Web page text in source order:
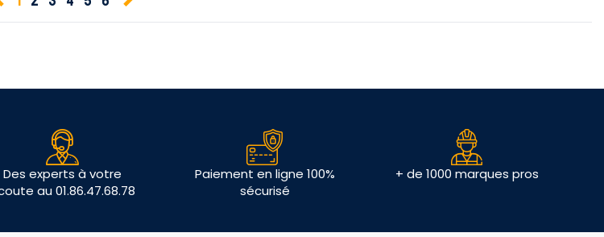
Des experts à votre
au 01.86.47.68.78
Paiement en ligne 100%
sécurisé
+ de 1000 marques pros